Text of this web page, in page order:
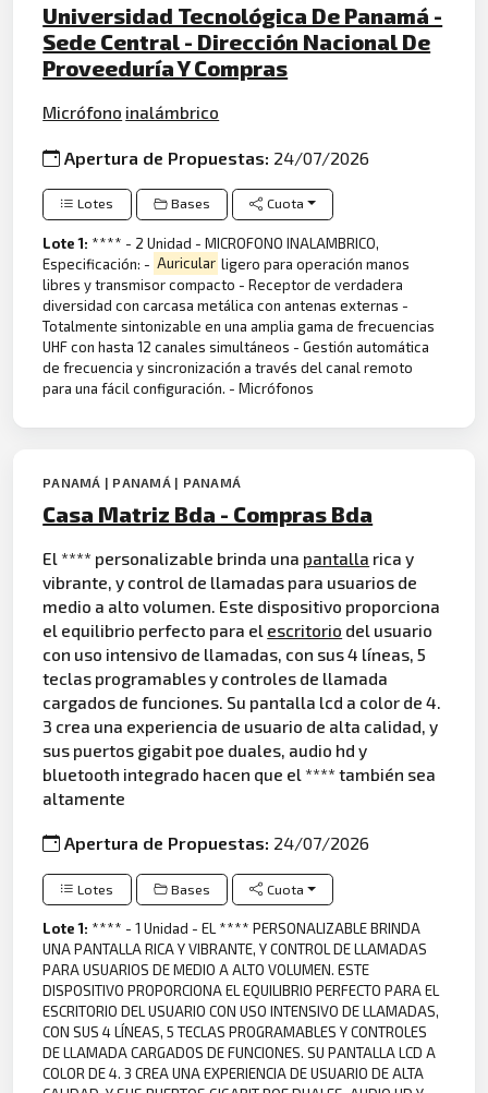
Universidad Tecnológica De Panamá -
Sede Central - Dirección Nacional De
Proveeduría Y Compras
Micrófono inalámbrico
Apertura de Propuestas: 24/07/2026
Lotes Bases Cuota
Lote 1: **** - 2 Unidad - MICROFONO INALAMBRICO,
Especificación: - Auricular ligero para operación manos
libres y transmisor compacto - Receptor de verdadera
diversidad con carcasa metálica con antenas externas -
Totalmente sintonizable en una amplia gama de frecuencias
UHF con hasta 12 canales simultáneos - Gestión automática
de frecuencia y sincronización a través del canal remoto
para una fácil configuración. - Micrófonos
PANAMÁ | PANAMÁ | PANAMÁ
Casa Matriz Bda - Compras Bda
El **** personalizable brinda una pantalla rica y
vibrante, y control de llamadas para usuarios de
medio a alto volumen. Este dispositivo proporciona
el equilibrio perfecto para el escritorio del usuario
con uso intensivo de llamadas, con sus 4 líneas, 5
teclas programables y controles de llamada
cargados de funciones. Su pantalla lcd a color de 4.
3 crea una experiencia de usuario de alta calidad, y
sus puertos gigabit poe duales, audio hd y
bluetooth integrado hacen que el **** también sea
altamente
Apertura de Propuestas: 24/07/2026
Lotes Bases Cuota
Lote 1: **** - 1 Unidad - EL **** PERSONALIZABLE BRINDA
UNA PANTALLA RICA Y VIBRANTE, Y CONTROL DE LLAMADAS
PARA USUARIOS DE MEDIO A ALTO VOLUMEN. ESTE
DISPOSITIVO PROPORCIONA EL EQUILIBRIO PERFECTO PARA EL
ESCRITORIO DEL USUARIO CON USO INTENSIVO DE LLAMADAS,
CON SUS 4 LÍNEAS, 5 TECLAS PROGRAMABLES Y CONTROLES
DE LLAMADA CARGADOS DE FUNCIONES. SU PANTALLA LCD A
COLOR DE 4. 3 CREA UNA EXPERIENCIA DE USUARIO DE ALTA